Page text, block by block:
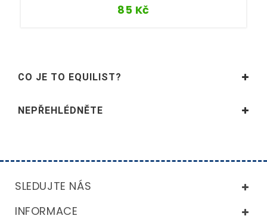
85 Kč
CO JE TO EQUILIST?
NEPŘEHLÉDNĚTE
SLEDUJTE NÁS
INFORMACE